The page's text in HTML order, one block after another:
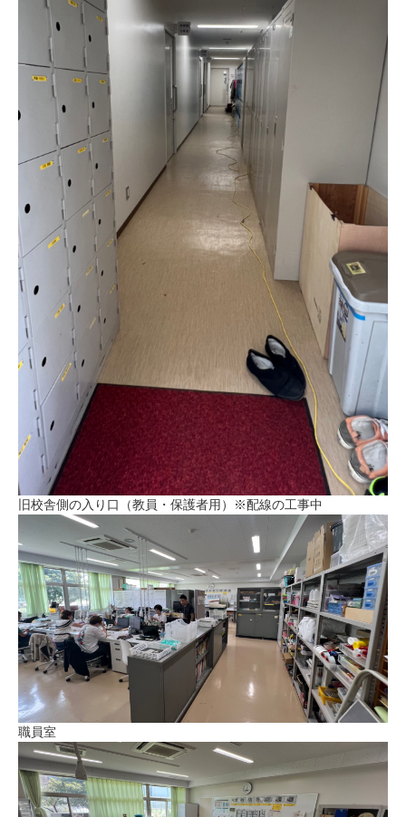
旧校舎側の入り口（教員・保護者用）※配線の工事中
職員室